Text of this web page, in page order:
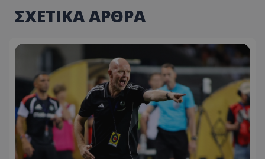
ΣΧΕΤΙΚΑ ΑΡΘΡΑ